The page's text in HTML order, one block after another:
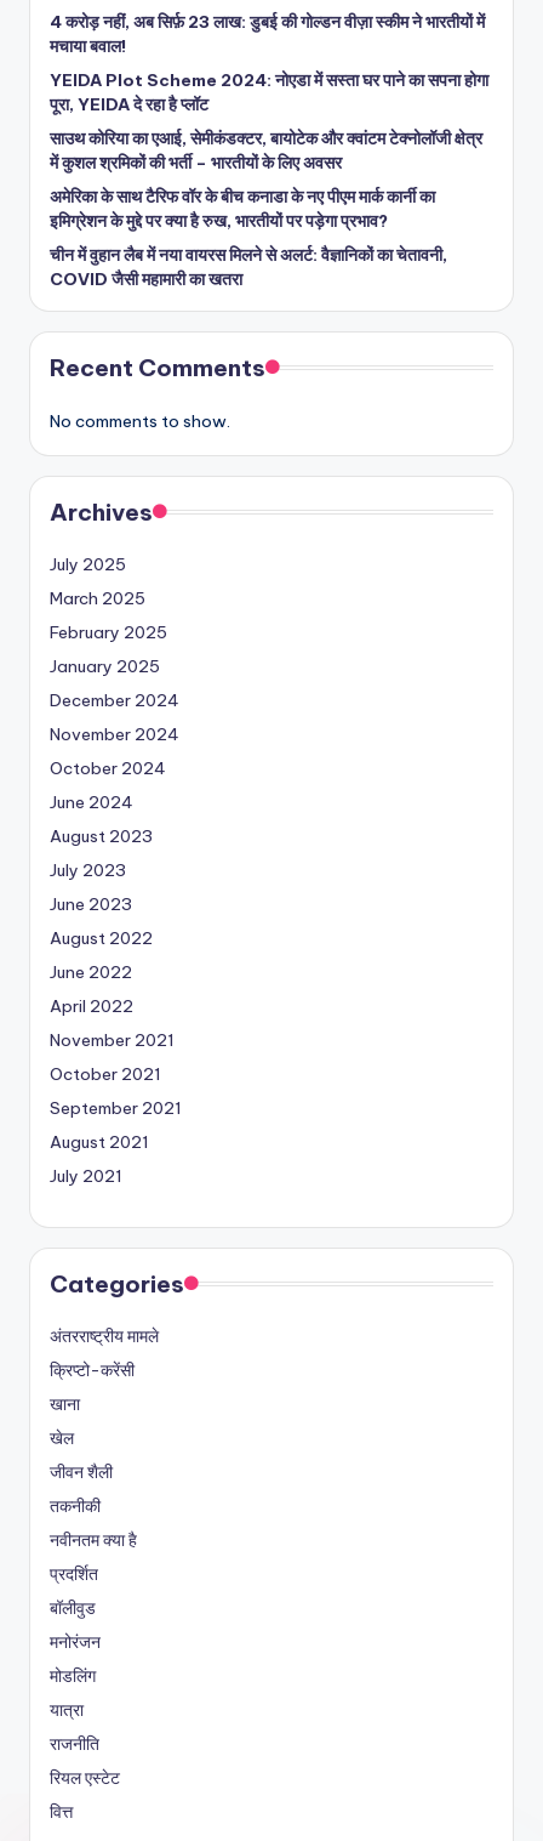
4 करोड़ नहीं, अब सिर्फ़ 23 लाख: डुबई की गोल्डन वीज़ा स्कीम ने भारतीयों में
मचाया बवाल!
YEIDA Plot Scheme 2024: नोएडा में सस्ता घर पाने का सपना होगा
पूरा, YEIDA दे रहा है प्लॉट
साउथ कोरिया का एआई, सेमीकंडक्टर, बायोटेक और क्वांटम टेक्नोलॉजी क्षेत्र
में कुशल श्रमिकों की भर्ती – भारतीयों के लिए अवसर
अमेरिका के साथ टैरिफ वॉर के बीच कनाडा के नए पीएम मार्क कार्नी का
इमिग्रेशन के मुद्दे पर क्या है रुख, भारतीयों पर पड़ेगा प्रभाव?
चीन में वुहान लैब में नया वायरस मिलने से अलर्ट: वैज्ञानिकों का चेतावनी,
COVID जैसी महामारी का खतरा
Recent Comments
No comments to show.
Archives
July 2025
March 2025
February 2025
January 2025
December 2024
November 2024
October 2024
June 2024
August 2023
July 2023
June 2023
August 2022
June 2022
April 2022
November 2021
October 2021
September 2021
August 2021
July 2021
Categories
अंतरराष्ट्रीय मामले
क्रिप्टो-करेंसी
खाना
खेल
जीवन शैली
तकनीकी
नवीनतम क्या है
प्रदर्शित
बॉलीवुड
मनोरंजन
मोडलिंग
यात्रा
राजनीति
रियल एस्टेट
वित्त